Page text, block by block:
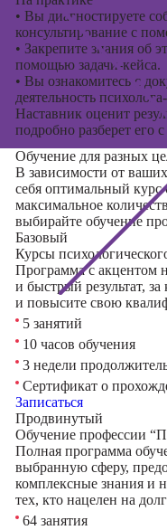
• Вы диагностируете
консультирование с
• Закрепите знания об
помощью задачи-кейса.
• Вы ознакомитесь с
деятельность
Наставник оценит
подробно разберет его
Обучение для разных
В зависимости от
себя оптимальный курс
максимальное
выбирайте обучение
Базовый
Курсы
Программа с акцентом
и быстрый результат,
и повысите свою
5 занятий
10 часов обучения
3 недели
Сертификат о
Записаться
Продвинутый
Обучение профессии
Полная программа
выбранную сферу,
комплексные знания и
тех, кто нацелен на
64 занятия